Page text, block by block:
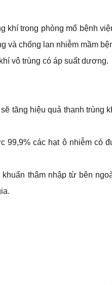
khí trong phòng mổ bệnh
và chống lan nhiễm mầm
vô trùng có áp suất dương.
tăng hiệu quả thanh trùng
99,9% các hạt ô nhiễm có
thâm nhập từ bên